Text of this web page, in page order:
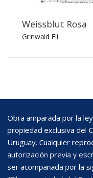
Weissblut Rosa
Grinwald Eli
Obra amparada por la
propiedad exclusiva del
Uruguay. Cualquier
autorización previa y
ser acompañada por la